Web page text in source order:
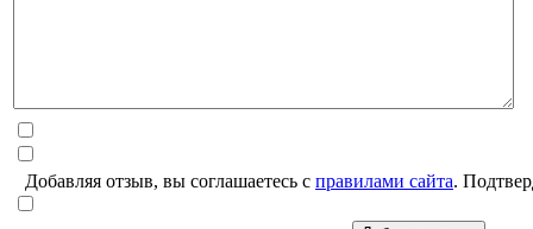
Добавляя отзыв, вы соглашаетесь с правилами сайта.